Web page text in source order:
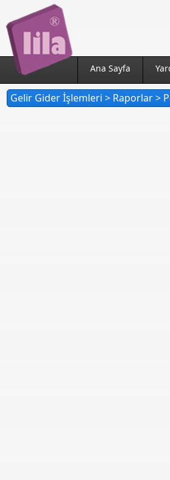
Ana Sayfa
Gelir Gider İşlemleri > Raporlar >